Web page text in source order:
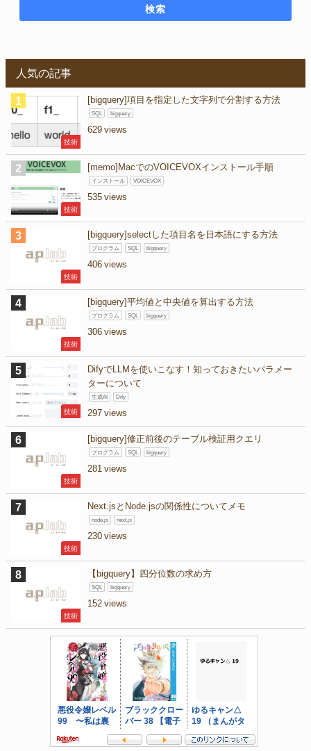
検索
人気の記事
技術
[bigquery]項目を指定した文字列で分割する方法
SQL bigquery
629
技術
[memo]MacでのVOICEVOXインストール手順
インストール VOICEVOX
535
技術
[bigquery]selectした項目名を日本語にする方法
プログラム SQL bigquery
406
技術
[bigquery]平均値と中央値を算出する方法
プログラム SQL bigquery
306
技術
DifyでLLMを使いこなす！知っておきたいパラメー
ターについて
生成AI Dify
297
技術
[bigquery]修正前後のテーブル検証用クエリ
プログラム SQL bigquery
281
技術
Next.jsとNode.jsの関係性についてメモ
node.js next.js
230
技術
【bigquery】四分位数の求め方
SQL bigquery
152